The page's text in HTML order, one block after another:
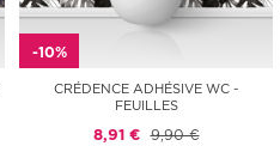
-10%
CRÉDENCE ADHÉSIVE WC -
FEUILLES
8,91 € 9,90 €